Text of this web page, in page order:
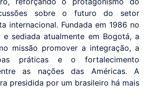
sobre o futuro do setor
internacional. Fundada em 1986 no
e sediada atualmente em Bogotá, a
missão promover a integração, a
práticas e o fortalecimento
as nações das Américas. A
presidida por um brasileiro há mais